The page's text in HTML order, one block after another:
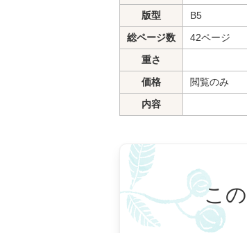
版型
B5
総ページ数
42ページ
重さ
価格
閲覧のみ
内容
こ